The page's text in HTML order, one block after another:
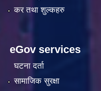
कर तथा शुल्कहरु
eGov services
घटना दर्ता
सामाजिक सुरक्षा